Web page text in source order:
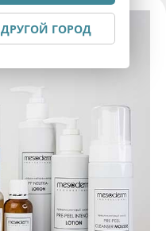
ДРУГОЙ ГОРОД